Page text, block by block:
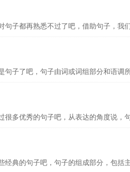
句子都再熟悉不过了吧，借助句子，我
句子了吧，句子由词或词组部分和语调
很多优秀的句子吧，从表达的角度说，
经典的句子吧，句子的组成部分，包括